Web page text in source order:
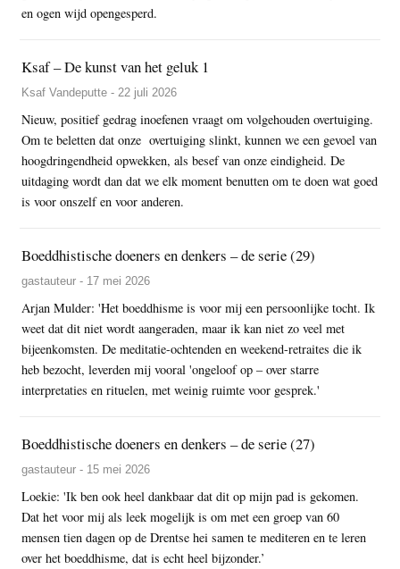
en ogen wijd opengesperd.
Ksaf – De kunst van het geluk 1
Ksaf Vandeputte - 22 juli 2026
Nieuw, positief gedrag inoefenen vraagt om volgehouden overtuiging.
Om te beletten dat onze overtuiging slinkt, kunnen we een gevoel van
hoogdringendheid opwekken, als besef van onze eindigheid. De
uitdaging wordt dan dat we elk moment benutten om te doen wat goed
is voor onszelf en voor anderen.
Boeddhistische doeners en denkers – de serie (29)
gastauteur - 17 mei 2026
Arjan Mulder: 'Het boeddhisme is voor mij een persoonlijke tocht. Ik
weet dat dit niet wordt aangeraden, maar ik kan niet zo veel met
bijeenkomsten. De meditatie-ochtenden en weekend-retraites die ik
heb bezocht, leverden mij vooral 'ongeloof op – over starre
interpretaties en rituelen, met weinig ruimte voor gesprek.'
Boeddhistische doeners en denkers – de serie (27)
gastauteur - 15 mei 2026
Loekie: 'Ik ben ook heel dankbaar dat dit op mijn pad is gekomen.
Dat het voor mij als leek mogelijk is om met een groep van 60
mensen tien dagen op de Drentse hei samen te mediteren en te leren
over het boeddhisme, dat is echt heel bijzonder.’